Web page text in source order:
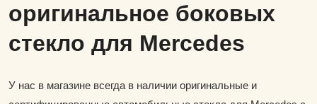
оригинальное боковых
стекло для Mercedes
У нас в магазине всегда в наличии оригинальные и